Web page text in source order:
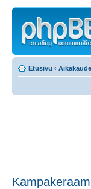
Etusivu ‹